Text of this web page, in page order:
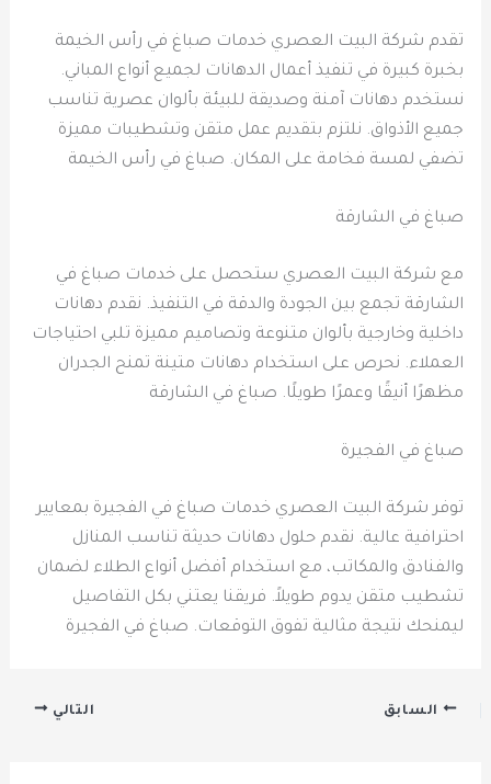
تقدم شركة البيت العصري خدمات صباغ في رأس الخيمة
بخبرة كبيرة في تنفيذ أعمال الدهانات لجميع أنواع المباني.
نستخدم دهانات آمنة وصديقة للبيئة بألوان عصرية تناسب
جميع الأذواق. نلتزم بتقديم عمل متقن وتشطيبات مميزة
تضفي لمسة فخامة على المكان. صباغ في رأس الخيمة
صباغ في الشارقة
مع شركة البيت العصري ستحصل على خدمات صباغ في
الشارقة تجمع بين الجودة والدقة في التنفيذ. نقدم دهانات
داخلية وخارجية بألوان متنوعة وتصاميم مميزة تلبي احتياجات
العملاء. نحرص على استخدام دهانات متينة تمنح الجدران
مظهرًا أنيقًا وعمرًا طويلًا. صباغ في الشارقة
صباغ في الفجيرة
توفر شركة البيت العصري خدمات صباغ في الفجيرة بمعايير
احترافية عالية. نقدم حلول دهانات حديثة تناسب المنازل
والفنادق والمكاتب، مع استخدام أفضل أنواع الطلاء لضمان
تشطيب متقن يدوم طويلاً. فريقنا يعتني بكل التفاصيل
ليمنحك نتيجة مثالية تفوق التوقعات. صباغ في الفجيرة
السابق التالي